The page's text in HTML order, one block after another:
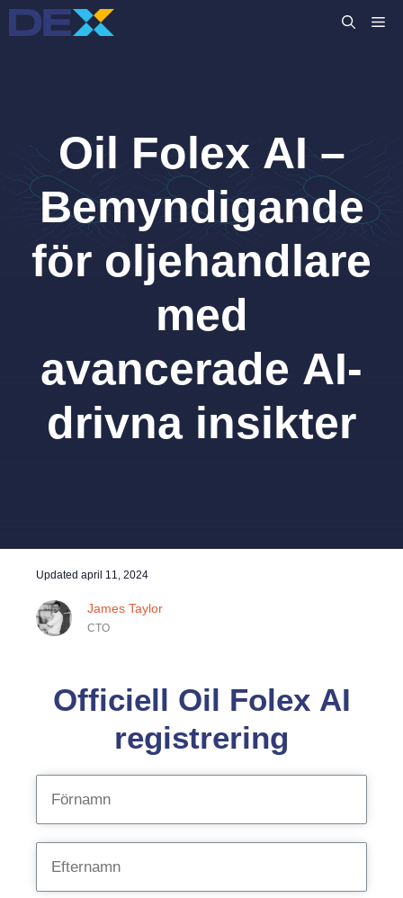
Hoppa
till
Oil Folex AI –
Bemyndigande
för oljehandlare
med
avancerade AI-
drivna insikter
Updated april 11, 2024
James Taylor
CTO
Officiell Oil Folex AI
registrering